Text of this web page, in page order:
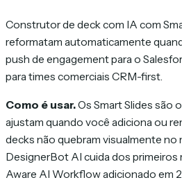
Construtor de deck com IA com
reformatam automaticamente
push de engagement para o
para times comerciais CRM-first.
Como é usar.Os Smart Slides são
ajustam quando você adiciona ou
decks não quebram visualmente no
DesignerBot AI cuida dos
Aware AI Workflow adicionado em